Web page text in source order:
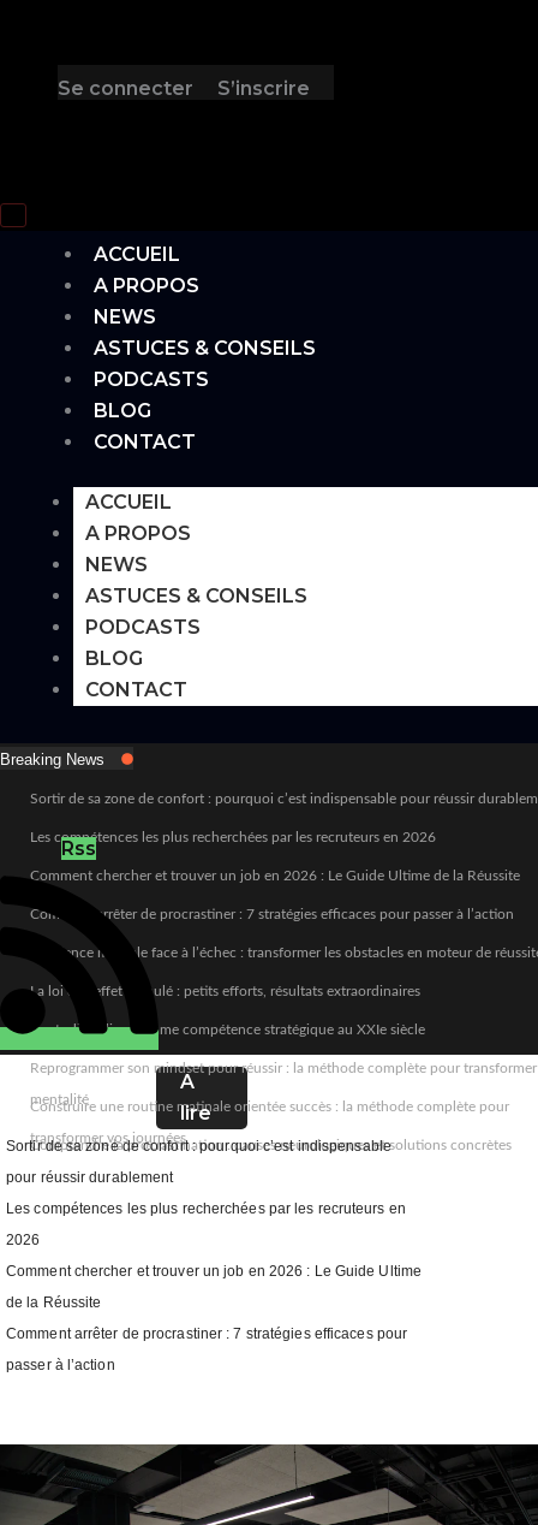
Se connecter S’inscrire
Hamburger Toggle Menu
ACCUEIL
A PROPOS
NEWS
ASTUCES & CONSEILS
PODCASTS
BLOG
CONTACT
ACCUEIL
A PROPOS
NEWS
ASTUCES & CONSEILS
PODCASTS
BLOG
CONTACT
Breaking News
Sortir de sa zone de confort : pourquoi c’est indispensable pour réussir
Les compétences les plus recherchées par les recruteurs en 2026
Comment chercher et trouver un job en 2026 : Le Guide Ultime de la Réussite
Comment arrêter de procrastiner : 7 stratégies efficaces pour passer à l’action
Résilience mentale face à l’échec : transformer les obstacles en moteur de
La loi de l’effet cumulé : petits efforts, résultats extraordinaires
L’autodiscipline comme compétence stratégique au XXIe siècle
Reprogrammer son mindset pour réussir : la méthode complète pour transformer sa
mentalité
Construire une routine matinale orientée succès : la méthode complète pour
transformer vos journées
Comprendre la procrastination : causes neurologiques et solutions concrètes
Rss
A
lire
Sortir de sa zone de confort : pourquoi c’est indispensable
pour réussir durablement
Les compétences les plus recherchées par les recruteurs en
2026
Comment chercher et trouver un job en 2026 : Le Guide Ultime
de la Réussite
Comment arrêter de procrastiner : 7 stratégies efficaces pour
passer à l’action